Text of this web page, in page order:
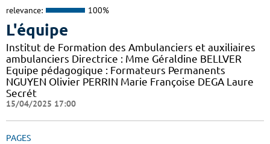
relevance: 100%
L'équipe
Institut de Formation des Ambulanciers et auxiliaires
ambulanciers Directrice : Mme Géraldine BELLVER
Equipe pédagogique : Formateurs Permanents
NGUYEN Olivier PERRIN Marie Françoise DEGA Laure
Secrét
15/04/2025 17:00
PAGES